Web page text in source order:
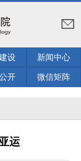
设 新闻中心
开 微信矩阵
运